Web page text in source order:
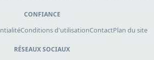
CONFIANCE
Conditions d'utilisationContactPlan du site
RÉSEAUX SOCIAUX